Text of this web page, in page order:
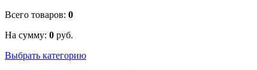
Всего товаров: 0
На сумму: 0 руб.
Выбрать категорию